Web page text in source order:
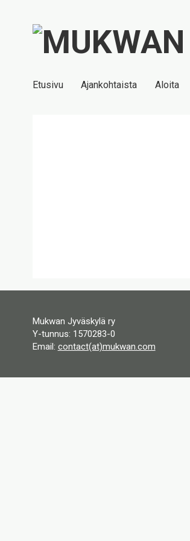
Etusivu Ajankohtaista Aloita
Mukwan Jyväskylä ry
Y-tunnus: 1570283-0
Email: contact(at)mukwan.com